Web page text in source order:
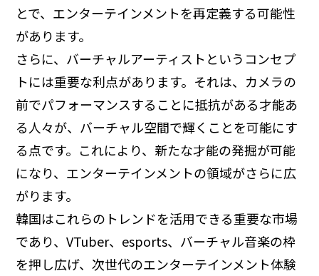
とで、エンターテインメントを再定義する可能性
があります。
さらに、バーチャルアーティストというコンセプ
トには重要な利点があります。それは、カメラの
前でパフォーマンスすることに抵抗がある才能あ
る人々が、バーチャル空間で輝くことを可能にす
る点です。これにより、新たな才能の発掘が可能
になり、エンターテインメントの領域がさらに広
がります。
韓国はこれらのトレンドを活用できる重要な市場
であり、VTuber、esports、バーチャル音楽の枠
を押し広げ、次世代のエンターテインメント体験